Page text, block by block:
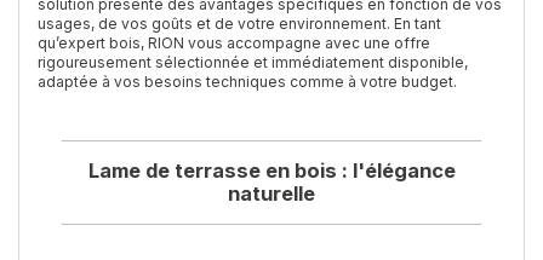
solution présente des avantages spécifiques en fonction de vos
usages, de vos goûts et de votre environnement. En tant
qu’expert bois, RION vous accompagne avec une offre
rigoureusement sélectionnée et immédiatement disponible,
adaptée à vos besoins techniques comme à votre budget.
Lame de terrasse en bois : l'élégance
naturelle